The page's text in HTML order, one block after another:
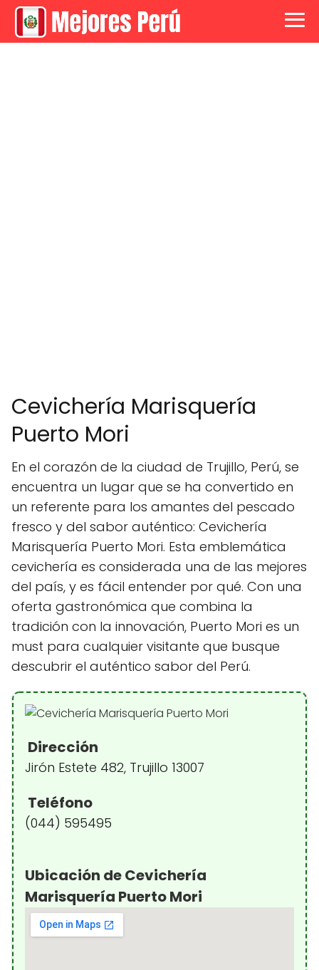
Cevichería Marisquería
Puerto Mori
En el corazón de la ciudad de Trujillo, Perú, se
encuentra un lugar que se ha convertido en
un referente para los amantes del pescado
fresco y del sabor auténtico: Cevichería
Marisquería Puerto Mori. Esta emblemática
cevichería es considerada una de las mejores
del país, y es fácil entender por qué. Con una
oferta gastronómica que combina la
tradición con la innovación, Puerto Mori es un
must para cualquier visitante que busque
descubrir el auténtico sabor del Perú.
Dirección
Jirón Estete 482, Trujillo 13007
Teléfono
(044) 595495
Ubicación de Cevichería
Marisquería Puerto Mori